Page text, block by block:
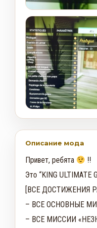
Описание мода
Привет, ребята
!!
Это “KING ULTIMATE
[ВСЕ ДОСТИЖЕНИЯ
– ВСЕ ОСНОВНЫЕ
– ВСЕ МИССИИ